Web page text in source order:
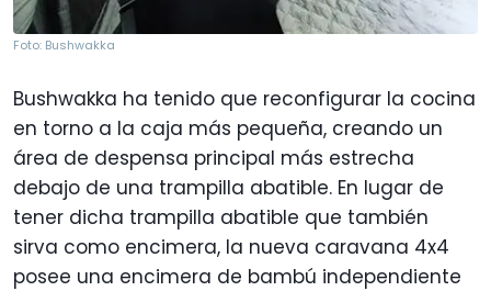
Foto: Bushwakka
Bushwakka ha tenido que reconfigurar la cocina
en torno a la caja más pequeña, creando un
área de despensa principal más estrecha
debajo de una trampilla abatible. En lugar de
tener dicha trampilla abatible que también
sirva como encimera, la nueva caravana 4x4
posee una encimera de bambú independiente